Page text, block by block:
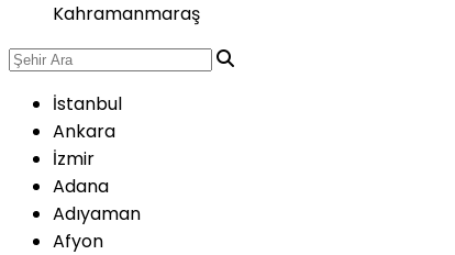
Kahramanmaraş
İstanbul
Ankara
İzmir
Adana
Adıyaman
Afyon